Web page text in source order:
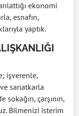
ekonomi
esnafın,
yaptık.
işverenle,
sanatkarla
çarşının,
Bilmenizi isterim